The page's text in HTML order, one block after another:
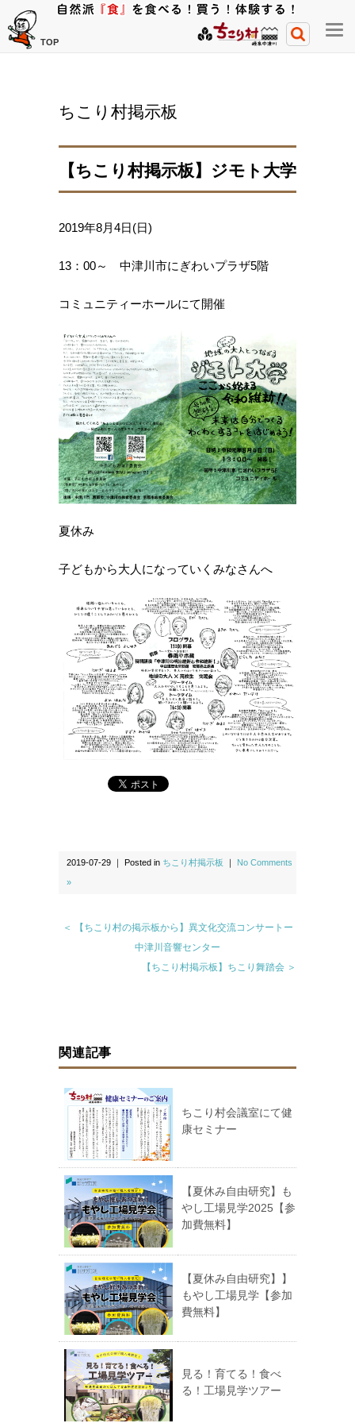
TOP
メ
ニ
ちこり村掲示板
【ちこり村掲示板】ジモト大学
2019年8月4日(日)
13：00～ 中津川市にぎわいプラザ5階
コミュニティーホールにて開催
夏休み
子どもから大人になっていくみなさんへ
2019-07-29 ｜ Posted in ちこり村掲示板 ｜ No Comments
»
＜ 【ちこり村の掲示板から】異文化交流コンサートー
中津川音響センター
【ちこり村掲示板】ちこり舞踏会 ＞
関連記事
ちこり村会議室にて健
康セミナー
【夏休み自由研究】も
やし工場見学2025【参
加費無料】
【夏休み自由研究】】
もやし工場見学【参加
費無料】
見る！育てる！食べ
る！工場見学ツアー